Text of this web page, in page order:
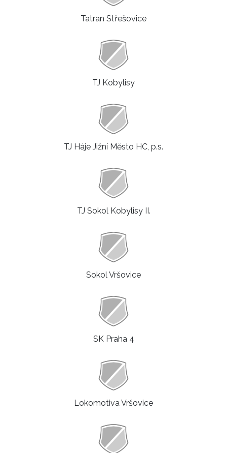
Tatran Střešovice
TJ Kobylisy
TJ Háje Jižní Město HC, p.s.
TJ Sokol Kobylisy II.
Sokol Vršovice
SK Praha 4
Lokomotiva Vršovice